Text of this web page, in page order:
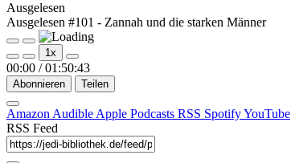
Ausgelesen
Ausgelesen #101 - Zannah und die starken Männer
Play
Episode
Pause
Episode
1x
00:00 / 01:50:43
Abonnieren Teilen
AmazonAudibleApple Podcasts RSS SpotifyYouTube
RSS Feed